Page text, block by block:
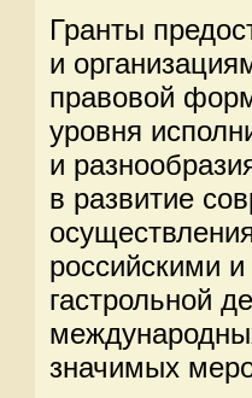
Гранты
и
правовой
уровня
и
в развитие
российскими
гастрольной
значимых